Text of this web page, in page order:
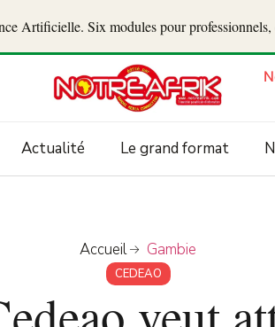
Artificielle. Six modules pour professionnels,
Actualité Le grand format
Accueil Gambie
CEDEAO